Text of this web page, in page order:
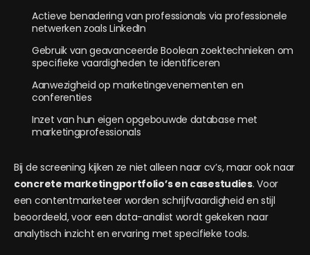
Actieve benadering van professionals via professionele
netwerken zoals LinkedIn
Gebruik van geavanceerde Boolean zoektechnieken om
specifieke vaardigheden te identificeren
Aanwezigheid op marketingevenementen en
conferenties
Inzet van hun eigen opgebouwde database met
marketingprofessionals
Bij de screening kijken ze niet alleen naar cv’s, maar ook naar
concrete marketingportfolio’s en casestudies. Voor
een contentmarketeer worden schrijfvaardigheid en stijl
beoordeeld, voor een data-analist wordt gekeken naar
analytisch inzicht en ervaring met specifieke tools.